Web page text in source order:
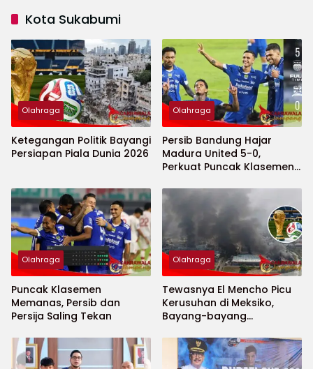
Kota Sukabumi
Olahraga
Ketegangan Politik Bayangi
Persiapan Piala Dunia 2026
Olahraga
Persib Bandung Hajar
Madura United 5-0,
Perkuat Puncak Klasemen
Olahraga
Puncak Klasemen
Memanas, Persib dan
Persija Saling Tekan
Olahraga
Tewasnya El Mencho Picu
Kerusuhan di Meksiko,
Bayang-bayang
2026 Menguat